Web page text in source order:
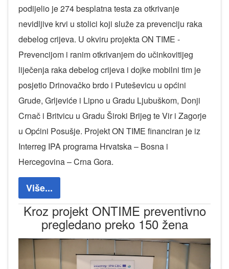
podijelio je 274 besplatna testa za otkrivanje
nevidljive krvi u stolici koji služe za prevenciju raka
debelog crijeva. U okviru projekta ON TIME -
Prevencijom i ranim otkrivanjem do učinkovitijeg
liječenja raka debelog crijeva i dojke mobilni tim je
posjetio Drinovačko brdo i Puteševicu u općini
Grude, Grljeviće i Lipno u Gradu Ljubuškom, Donji
Crnač i Britvicu u Gradu Široki Brijeg te Vir i Zagorje
u Općini Posušje. Projekt ON TIME financiran je iz
Interreg IPA programa Hrvatska – Bosna i
Hercegovina – Crna Gora.
Više...
Kroz projekt ONTIME preventivno
pregledano preko 150 žena